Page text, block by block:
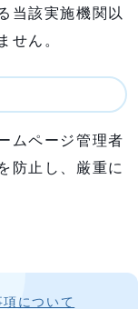
当該実施機関以
せん。
ムページ管理者
防止し、厳重に
について